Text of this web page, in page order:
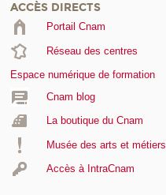
ACCÈS DIRECTS
Portail Cnam
Réseau des centres
Espace numérique de formation
Cnam blog
La boutique du Cnam
Musée des arts et métiers
Accès à IntraCnam